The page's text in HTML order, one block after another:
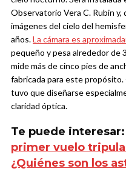
Observatorio Vera C. Rubin
imágenes del cielo del
años.La cámara es
pequeño y pesa alrededor de
mide más de cinco pies de
fabricada para este
tuvo que diseñarse
claridad óptica.
Te puede interesar:
primer vuelo
¿Quiénes son los